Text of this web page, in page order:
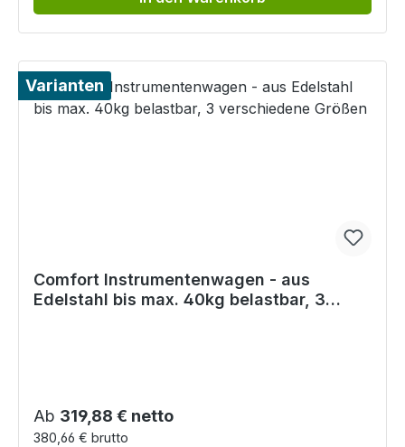
Varianten
Comfort Instrumentenwagen - aus
Edelstahl bis max. 40kg belastbar, 3
Regulärer Preis:
Ab 319,88 € netto
380,66 € brutto